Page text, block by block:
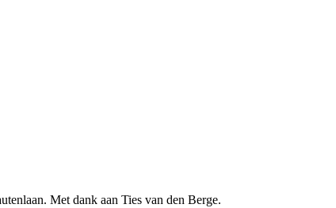
Met dank aan Ties van den Berge.